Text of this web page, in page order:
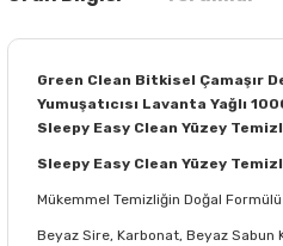
Green Clean Bitkisel Çamaşır
Yumuşatıcısı Lavanta Yağlı
Sleepy Easy Clean Yüzey
Sleepy Easy Clean Yüzey
Mükemmel Temizliğin Doğal Formülü
Beyaz Sire, Karbonat, Beyaz Sabun